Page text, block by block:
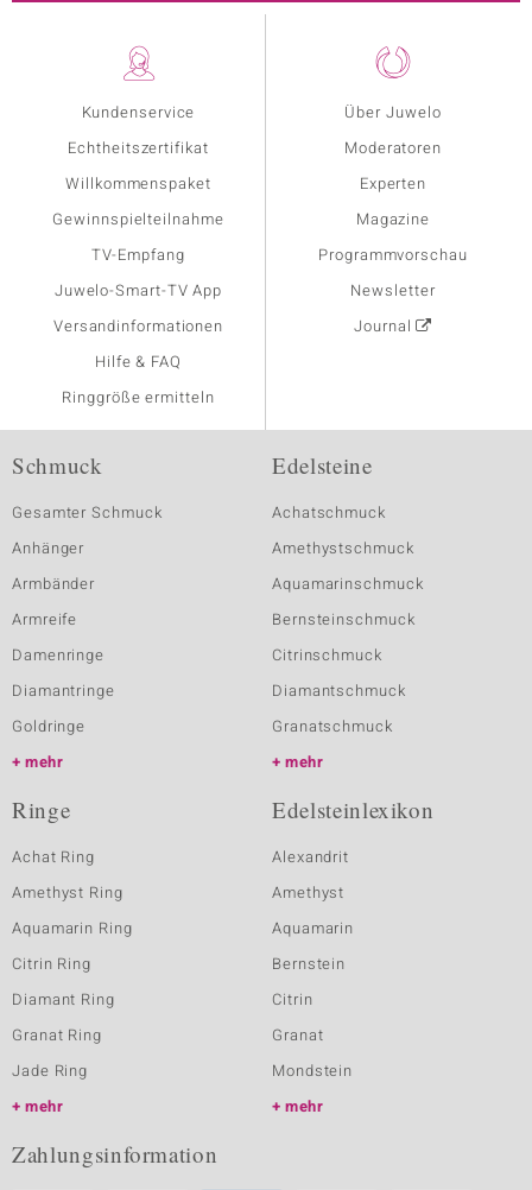
Kundenservice
Echtheitszertifikat
Willkommenspaket
Gewinnspielteilnahme
TV-Empfang
Juwelo-Smart-TV App
Versandinformationen
Hilfe & FAQ
Ringgröße ermitteln
Über Juwelo
Moderatoren
Experten
Magazine
Programmvorschau
Newsletter
Journal
Schmuck
Gesamter Schmuck
Anhänger
Armbänder
Armreife
Damenringe
Diamantringe
Goldringe
mehr
Edelsteine
Achatschmuck
Amethystschmuck
Aquamarinschmuck
Bernsteinschmuck
Citrinschmuck
Diamantschmuck
Granatschmuck
mehr
Ringe
Achat Ring
Amethyst Ring
Aquamarin Ring
Citrin Ring
Diamant Ring
Granat Ring
Jade Ring
mehr
Edelsteinlexikon
Alexandrit
Amethyst
Aquamarin
Bernstein
Citrin
Granat
Mondstein
mehr
Zahlungsinformation